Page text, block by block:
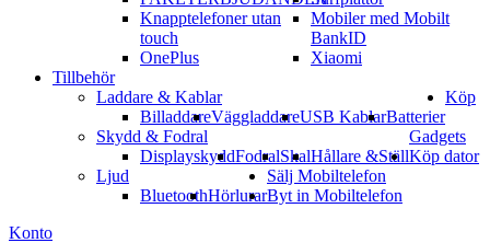
Knapptelefoner utan
touch
Mobiler med Mobilt
BankID
OnePlus
Xiaomi
Tillbehör
Laddare & Kablar
BilladdareVäggladdareUSB KablarBatterier
Skydd & Fodral
DisplayskyddFodralSkalHållare &Ställ
Ljud
BluetoothHörlurar
Köp
Gadgets
Köp dator
Sälj Mobiltelefon
Byt in Mobiltelefon
Konto